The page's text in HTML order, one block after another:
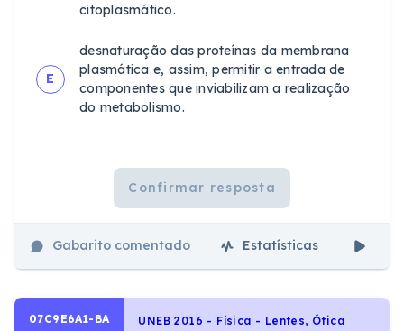
citoplasmático.
E
desnaturação das proteínas da membrana
plasmática e, assim, permitir a entrada de
componentes que inviabilizam a realização
do metabolismo.
Confirmar resposta
Gabarito comentado Estatísticas
07C9E6A1-BA UNEB 2016 - Física - Lentes, Ótica